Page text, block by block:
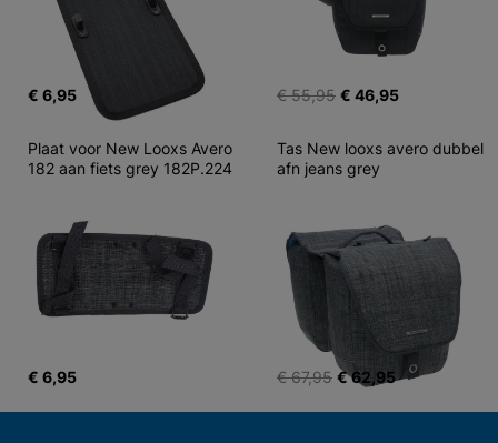
€ 6,95 € 55,95 € 46,95
Plaat voor New Looxs Avero
182 aan fiets grey 182P.224
€ 6,95
Tas New looxs avero dubbel
afn jeans grey
€ 67,95 € 62,95